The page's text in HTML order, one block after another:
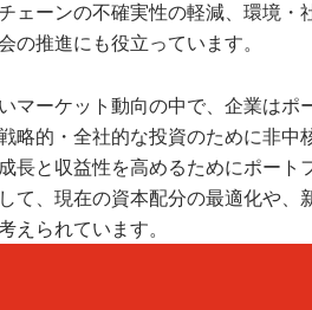
ェーンの不確実性の軽減、環境・
の推進にも役立っています。
マーケット動向の中で、企業はポ
略的・全社的な投資のために非
長と収益性を高めるためにポー
て、現在の資本配分の最適化や、
えられています。